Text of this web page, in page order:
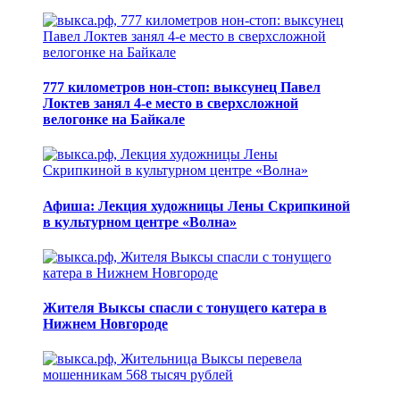
777 километров нон-стоп: выксунец Павел
Локтев занял 4-е место в сверхсложной
велогонке на Байкале
Афиша: Лекция художницы Лены Скрипкиной
в культурном центре «Волна»
Жителя Выксы спасли с тонущего катера в
Нижнем Новгороде